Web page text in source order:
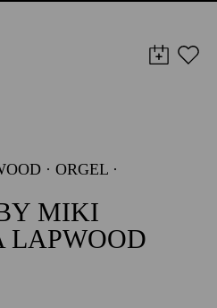
· ORGEL ·
MIKI
LAPWOOD